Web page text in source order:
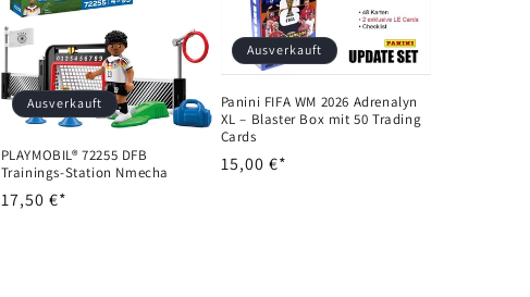
Ausverkauft
PLAYMOBIL® 72255 DFB
Trainings-Station Nmecha
Normaler
17,50 €*
Ausverkauft
Panini FIFA WM 2026 Adrenalyn
XL – Blaster Box mit 50 Trading
Cards
Normaler
15,00 €*